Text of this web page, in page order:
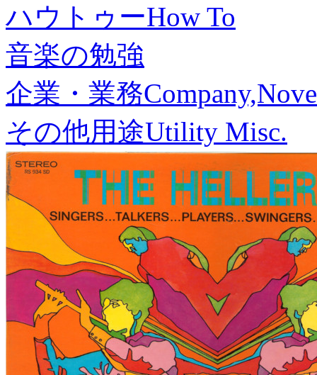
ハウトゥーHow To
音楽の勉強
企業・業務
その他用途Utility Misc.